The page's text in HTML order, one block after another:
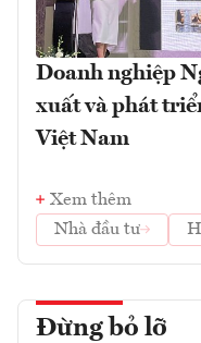
Doanh nghiệp
xuất và phát
Việt Nam
Xem thêm
Nhà đầu tư
Đừng bỏ lỡ